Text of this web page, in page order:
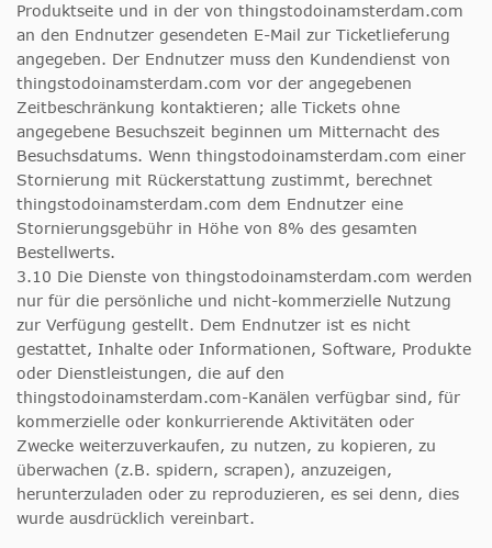
Produktseite und in der von thingstodoinamsterdam.com
an den Endnutzer gesendeten E-Mail zur Ticketlieferung
angegeben. Der Endnutzer muss den Kundendienst von
thingstodoinamsterdam.com vor der angegebenen
Zeitbeschränkung kontaktieren; alle Tickets ohne
angegebene Besuchszeit beginnen um Mitternacht des
Besuchsdatums. Wenn thingstodoinamsterdam.com einer
Stornierung mit Rückerstattung zustimmt, berechnet
thingstodoinamsterdam.com dem Endnutzer eine
Stornierungsgebühr in Höhe von 8% des gesamten
Bestellwerts.
3.10 Die Dienste von thingstodoinamsterdam.com werden
nur für die persönliche und nicht-kommerzielle Nutzung
zur Verfügung gestellt. Dem Endnutzer ist es nicht
gestattet, Inhalte oder Informationen, Software, Produkte
oder Dienstleistungen, die auf den
thingstodoinamsterdam.com-Kanälen verfügbar sind, für
kommerzielle oder konkurrierende Aktivitäten oder
Zwecke weiterzuverkaufen, zu nutzen, zu kopieren, zu
überwachen (z.B. spidern, scrapen), anzuzeigen,
herunterzuladen oder zu reproduzieren, es sei denn, dies
wurde ausdrücklich vereinbart.